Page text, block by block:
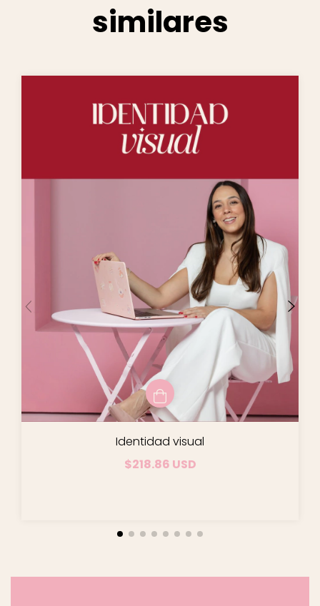
similares
Identidad visual
$218.86 USD